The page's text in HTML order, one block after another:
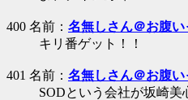
400 名前： 名無しさん＠お腹い
キリ番ゲット！！
401 名前： 名無しさん＠お腹い
SODという会社が坂崎